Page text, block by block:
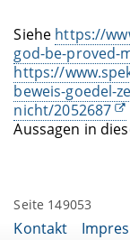
Siehe https://
god-be-proved-
https://
beweis-goedel-
nicht/2052687
Aussagen in
Seite 149053
Kontakt